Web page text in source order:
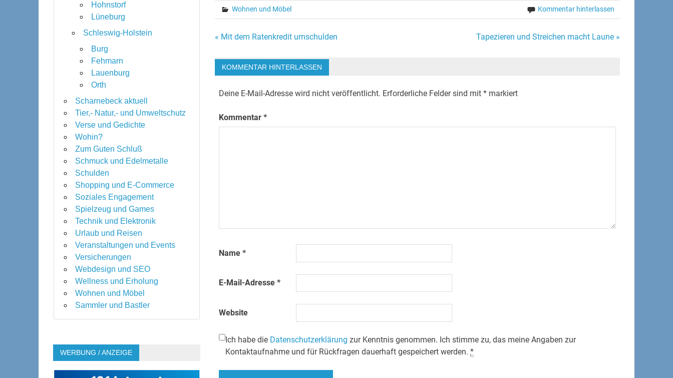
Wohnen und Möbel Kommentar hinterlassen
Beitragsnavigation
« Mit dem Ratenkredit umschulden Tapezieren und Streichen macht Laune »
KOMMENTAR HINTERLASSEN
Deine E-Mail-Adresse wird nicht veröffentlicht. Erforderliche Felder sind mit* markiert
Kommentar*
Name*
E-Mail-Adresse*
Website
Ich habe die Datenschutzerklärung zur Kenntnis genommen. Ich stimme zu, das meine Angaben zur
Kontaktaufnahme und für Rückfragen dauerhaft gespeichert werden.*
Hohnstorf
Lüneburg
Schleswig-Holstein
Burg
Fehmarn
Lauenburg
Orth
Scharnebeck aktuell
Tier,- Natur,- und Umweltschutz
Verse und Gedichte
Wohin?
Zum Guten Schluß
Schmuck und Edelmetalle
Schulden
Shopping und E-Commerce
Soziales Engagement
Spielzeug und Games
Technik und Elektronik
Urlaub und Reisen
Veranstaltungen und Events
Versicherungen
Webdesign und SEO
Wellness und Erholung
Wohnen und Möbel
Sammler und Bastler
WERBUNG / ANZEIGE